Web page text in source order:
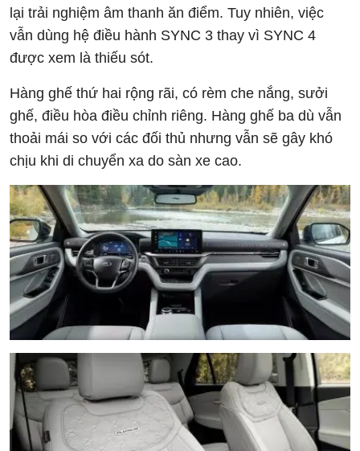
lại trải nghiệm âm thanh ăn điểm. Tuy nhiên, việc
vẫn dùng hệ điều hành SYNC 3 thay vì SYNC 4
được xem là thiếu sót.
Hàng ghế thứ hai rộng rãi, có rèm che nắng, sưởi
ghế, điều hòa điều chỉnh riêng. Hàng ghế ba dù vẫn
thoải mái so với các đối thủ nhưng vẫn sẽ gây khó
chịu khi di chuyển xa do sàn xe cao.